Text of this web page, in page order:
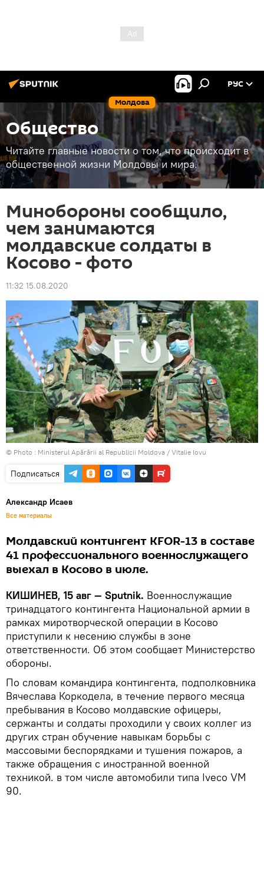
Молдова
РУС
Общество
Читайте главные новости о том, что происходит в
общественной жизни Молдовы и мира.
Минобороны сообщило,
чем занимаются
молдавские солдаты в
Косово - фото
11:32 15.08.2020
© Photo : Ministerul Apărării al Republicii Moldova / Vitalie Iovu
Подписаться
Александр Исаев
Все материалы
Молдавский контингент KFOR-13 в составе
41 профессионального военнослужащего
выехал в Косово в июле.
КИШИНЕВ, 15 авг — Sputnik. Военнослужащие
тринадцатого контингента Национальной армии в
рамках миротворческой операции в Косово
приступили к несению службы в зоне
ответственности. Об этом сообщает Министерство
обороны.
По словам командира контингента, подполковника
Вячеслава Коркодела, в течение первого месяца
пребывания в Косово молдавские офицеры,
сержанты и солдаты проходили у своих коллег из
других стран обучение навыкам борьбы с
массовыми беспорядками и тушения пожаров, а
также обращения с иностранной военной
техникой. в том числе автомобили типа Iveco VM
90.